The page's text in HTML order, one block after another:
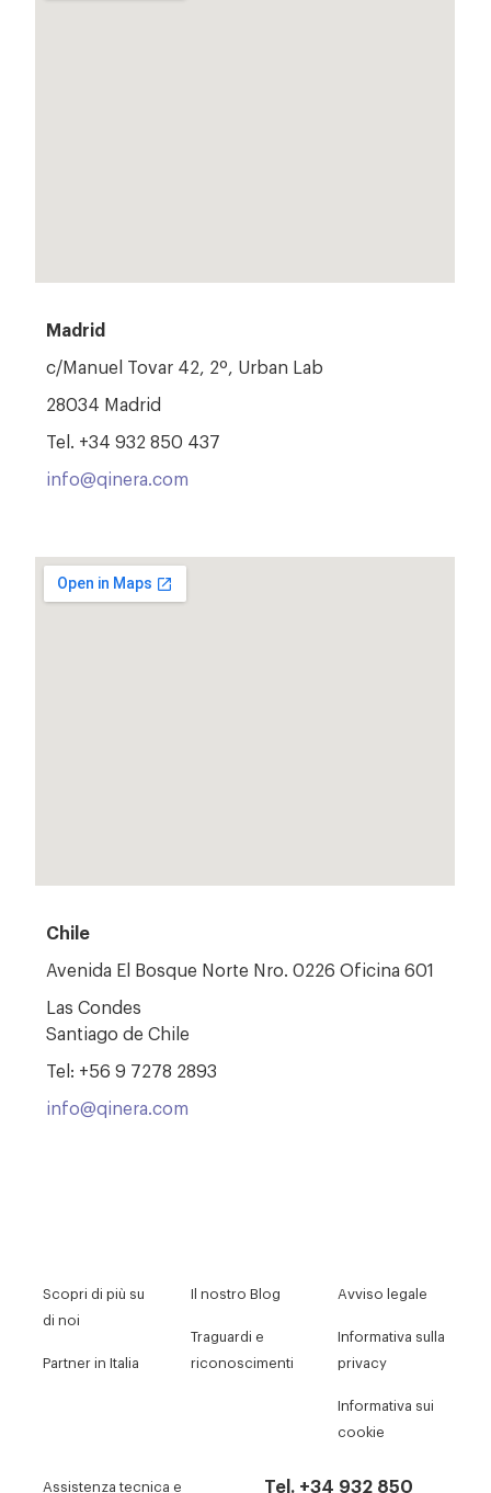
Madrid
c/Manuel Tovar 42, 2º, Urban Lab
28034 Madrid
Tel. +34 932 850 437
info@qinera.com
Chile
Avenida El Bosque Norte Nro. 0226 Oficina 601
Las Condes
Santiago de Chile
Tel: +56 9 7278 2893
info@qinera.com
Scopri di più su
di noi
Partner in Italia
Il nostro Blog
Traguardi e
riconoscimenti
Avviso legale
Informativa sulla
privacy
Informativa sui
cookie
Assistenza tecnica e Tel. +34 932 850